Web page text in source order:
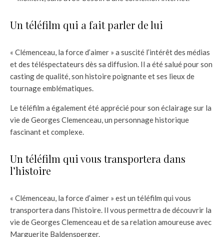
Un téléfilm qui a fait parler de lui
« Clémenceau, la force d’aimer » a suscité l’intérêt des médias
et des téléspectateurs dès sa diffusion. Il a été salué pour son
casting de qualité, son histoire poignante et ses lieux de
tournage emblématiques.
Le téléfilm a également été apprécié pour son éclairage sur la
vie de Georges Clemenceau, un personnage historique
fascinant et complexe.
Un téléfilm qui vous transportera dans
l’histoire
« Clémenceau, la force d’aimer » est un téléfilm qui vous
transportera dans l’histoire. Il vous permettra de découvrir la
vie de Georges Clemenceau et de sa relation amoureuse avec
Marguerite Baldensperger.